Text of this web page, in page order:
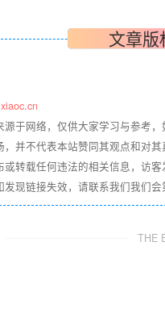
文章版
于网络，仅供大家学习与参考
并不代表本站赞同其观点和对其
转载任何违法的相关信息，访
现链接失效，请联系我们我们会
THE